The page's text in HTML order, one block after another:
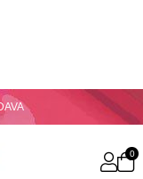
0